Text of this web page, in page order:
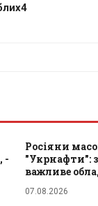
-
Росіяни
"Укрнафти":
важливе
07.08.2026